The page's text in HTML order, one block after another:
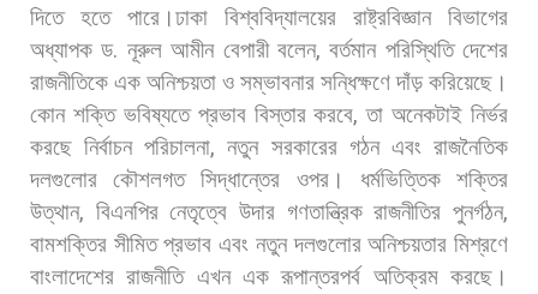
দিতে
হতে পারে।ঢাকা বিশ্ববিদ্যালয়ের রাষ্ট্রবিজ্ঞান
বিভাগের
অধ্যাপক ড. নূরুল আমীন বেপারী বলেন,বর্তমান পরিস্থিতি দেশের
রাজনীতিকে এক অনিশ্চয়তা ও সম্ভাবনার সন্ধিক্ষণে দাঁড় করিয়েছে।
কোন শক্তি ভবিষ্যতে প্রভাব বিস্তার করবে,তা অনেকটাই নির্ভর
করছে নির্বাচন পরিচালনা,নতুন সরকারের গঠন এবং রাজনৈতিক
দলগুলোর
কৌশলগত সিদ্ধান্তের ওপর। ধর্মভিত্তিক
শক্তির
উত্থান, বিএনপির নেতৃত্বে উদার গণতান্ত্রিক রাজনীতির পুনর্গঠন,
বামশক্তির সীমিত প্রভাব এবং নতুন দলগুলোর অনিশ্চয়তার মিশ্রণে
বাংলাদেশের রাজনীতি এখন এক রূপান্তরপর্ব অতিক্রম করছে।